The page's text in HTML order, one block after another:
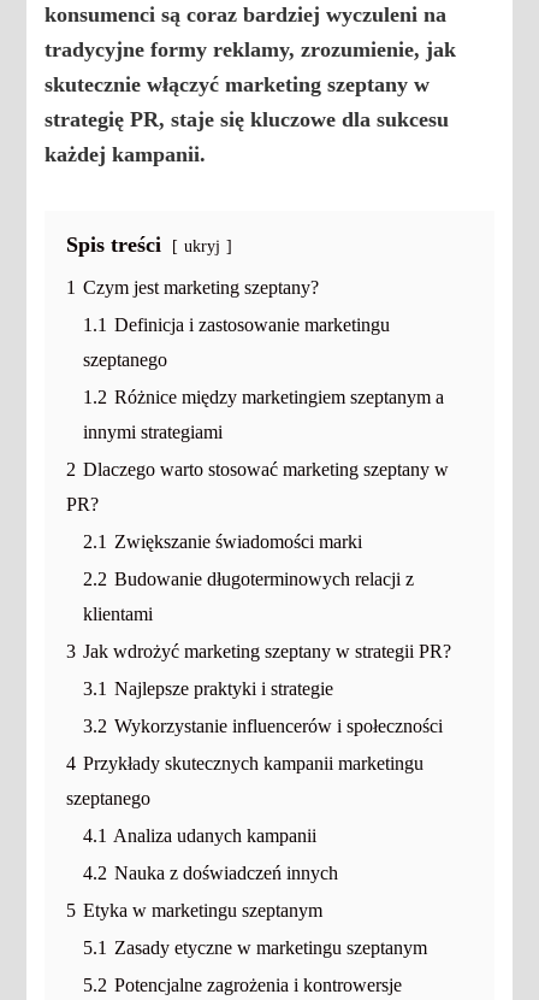
konsumenci są coraz bardziej wyczuleni na
tradycyjne formy reklamy, zrozumienie, jak
skutecznie włączyć marketing szeptany w
strategię PR, staje się kluczowe dla sukcesu
każdej kampanii.
Spis treści ukryj
1 Czym jest marketing szeptany?
1.1 Definicja i zastosowanie marketingu
szeptanego
1.2 Różnice między marketingiem szeptanym a
innymi strategiami
2 Dlaczego warto stosować marketing szeptany w
PR?
2.1 Zwiększanie świadomości marki
2.2 Budowanie długoterminowych relacji z
klientami
3 Jak wdrożyć marketing szeptany w strategii PR?
3.1 Najlepsze praktyki i strategie
3.2 Wykorzystanie influencerów i społeczności
4 Przykłady skutecznych kampanii marketingu
szeptanego
4.1 Analiza udanych kampanii
4.2 Nauka z doświadczeń innych
5 Etyka w marketingu szeptanym
5.1 Zasady etyczne w marketingu szeptanym
5.2 Potencjalne zagrożenia i kontrowersje